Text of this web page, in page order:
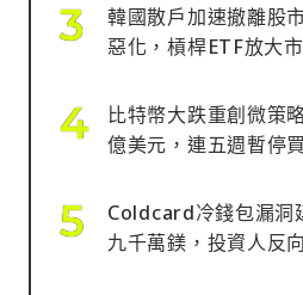
韓國散戶加速撤離股
惡化，槓桿ETF放大
比特幣大跌重創微策
億美元，連五週暫停
Coldcard冷錢包漏洞
九千萬鎂，投資人反